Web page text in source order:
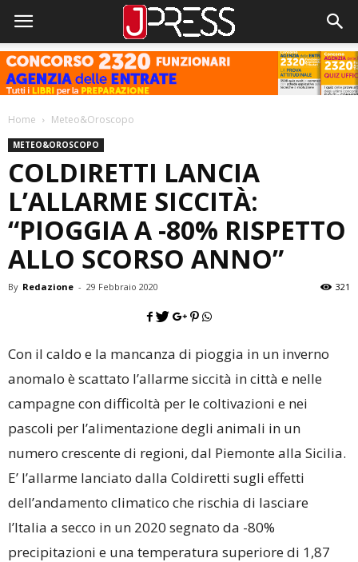
Home Meteo&Oroscopo
METEO&OROSCOPO
COLDIRETTI LANCIA
L’ALLARME SICCITÀ:
“PIOGGIA A -80% RISPETTO
ALLO SCORSO ANNO”
By Redazione - 29 Febbraio 2020 321
Con il caldo e la mancanza di pioggia in un inverno
anomalo è scattato l’allarme siccità in città e nelle
campagne con difficoltà per le coltivazioni e nei
pascoli per l’alimentazione degli animali in un
numero crescente di regioni, dal Piemonte alla Sicilia.
E’ l’allarme lanciato dalla Coldiretti sugli effetti
dell’andamento climatico che rischia di lasciare
l’Italia a secco in un 2020 segnato da -80%
precipitazioni e una temperatura superiore di 1,87